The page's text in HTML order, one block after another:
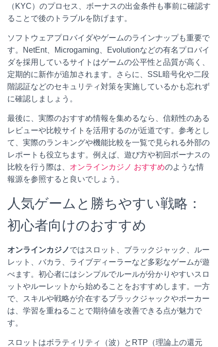
（KYC）のプロセス、ボーナスの出金条件も事前に確認す
ることで後のトラブルを防げます。
ソフトウェアプロバイダやゲームのラインナップも重要で
す。NetEnt、Microgaming、Evolutionなどの有名プロバイ
ダを採用しているサイトはゲームの公平性と品質が高く、
定期的に新作が追加されます。さらに、SSL暗号化や二段
階認証などのセキュリティ対策を実施しているかも忘れず
に確認しましょう。
最後に、実際のおすすめ情報を集めるなら、信頼性のある
レビューや比較サイトを活用するのが近道です。参考とし
て、実際のランキングや機能比較を一覧で見られる外部の
レポートも役立ちます。例えば、遊び方や初回ボーナスの
比較を行う際は、 オンラインカジノ おすすめのような情
報源を参照すると良いでしょう。
人気ゲームと勝ちやすい戦略：
初心者向けのおすすめ
オンラインカジノではスロット、ブラックジャック、ルー
レット、バカラ、ライブディーラーなど多彩なゲームが遊
べます。初心者にはシンプルでルールが分かりやすいスロ
ットやルーレットから始めることをおすすめします。一方
で、スキルや戦略が介在するブラックジャックやポーカー
は、学習を重ねることで期待値を改善できる点が魅力で
す。
スロットはボラティリティ（波）とRTP（理論上の還元